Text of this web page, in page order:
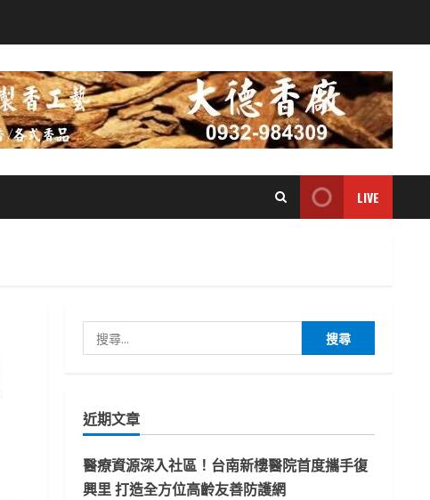
LIVE
尋
字:
近期文章
醫療資源深入社區！台南新樓醫院首度攜手復
興里 打造全方位高齡友善防護網